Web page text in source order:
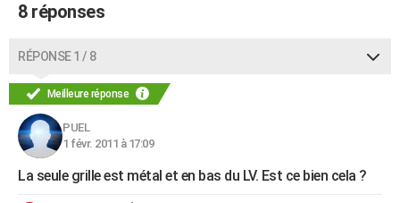
8 réponses
RÉPONSE 1 / 8
Meilleure réponse
PUEL
1 févr. 2011 à 17:09
La seule grille est métal et en bas du LV. Est ce bien cela ?